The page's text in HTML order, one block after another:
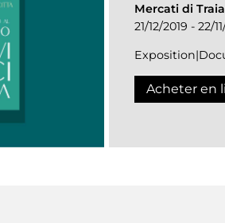
Mercati di
21/12/2019 - 22/
Acheter en